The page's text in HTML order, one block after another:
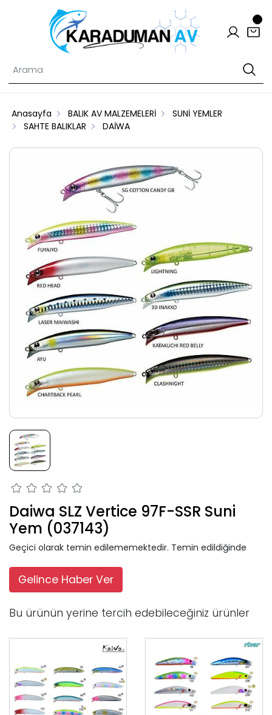
Anasayfa BALIK AV MALZEMELERİ
SUNİ YEMLER
SAHTE BALIKLAR
DAİWA
Daiwa SLZ Vertice 97F-SSR Suni
Yem (037143)
Geçici olarak temin edilememektedir. Temin edildiğinde
Gelince Haber Ver
Bu ürünün yerine tercih edebileceğiniz ürünler